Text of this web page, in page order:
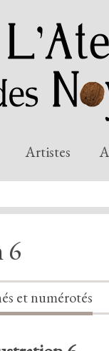
Artistes
6
et numérotés